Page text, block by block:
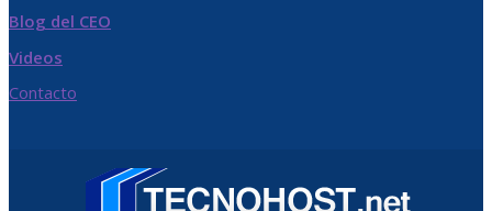
Blog del CEO
Videos
Contacto